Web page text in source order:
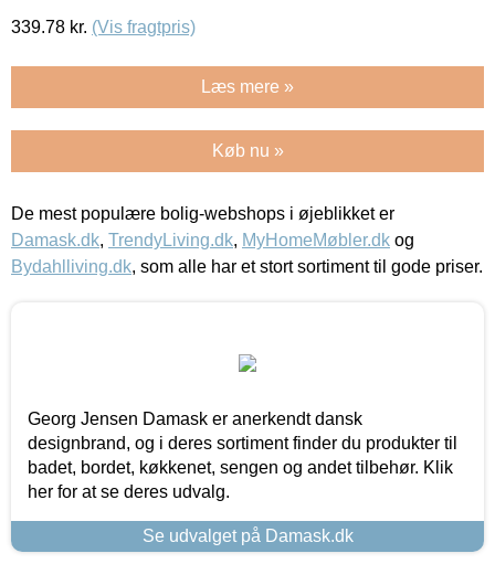
339.78 kr. (Vis fragtpris)
Læs mere »
Køb nu »
De mest populære bolig-webshops i øjeblikket er
Damask.dk, TrendyLiving.dk, MyHomeMøbler.dk og
Bydahlliving.dk, som alle har et stort sortiment til gode priser.
Georg Jensen Damask er anerkendt dansk
designbrand, og i deres sortiment finder du produkter til
badet, bordet, køkkenet, sengen og andet tilbehør. Klik
her for at se deres udvalg.
Se udvalget på Damask.dk